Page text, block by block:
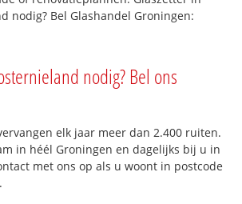
nodig? Bel Glashandel Groningen:
nodig? Bel ons
elk jaar meer dan 2.400 ruiten.
in héél Groningen en dagelijks bij u in
met ons op als u woont in postcode